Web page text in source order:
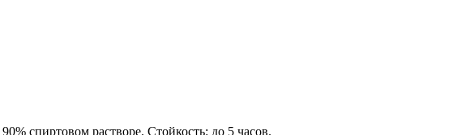
спиртовом растворе. Стойкость: до 5 часов.